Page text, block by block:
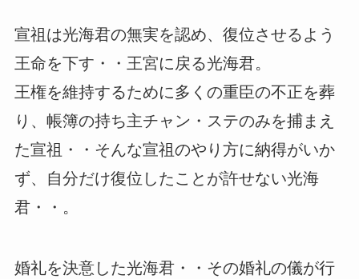
宣祖は光海君の無実を認め、復位させるよう
王命を下す・・王宮に戻る光海君。
王権を維持するために多くの重臣の不正を葬
り、帳簿の持ち主チャン・ステのみを捕まえ
た宣祖・・そんな宣祖のやり方に納得がいか
ず、自分だけ復位したことが許せない光海
君・・。
婚礼を決意した光海君・・その婚礼の儀が行